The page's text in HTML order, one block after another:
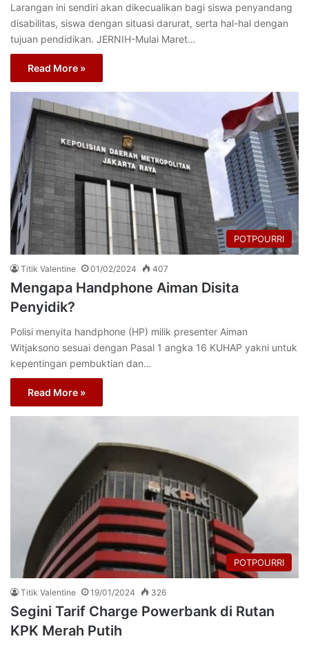
Larangan ini sendiri akan dikecualikan bagi siswa penyandang
disabilitas, siswa dengan situasi darurat, serta hal-hal dengan
tujuan pendidikan. JERNIH-Mulai Maret…
Read More »
POTPOURRI
Titik Valentine 01/02/2024 407
Mengapa Handphone Aiman Disita
Penyidik?
Polisi menyita handphone (HP) milik presenter Aiman
Witjaksono sesuai dengan Pasal 1 angka 16 KUHAP yakni untuk
kepentingan pembuktian dan…
Read More »
POTPOURRI
Titik Valentine 19/01/2024 326
Segini Tarif Charge Powerbank di Rutan
KPK Merah Putih